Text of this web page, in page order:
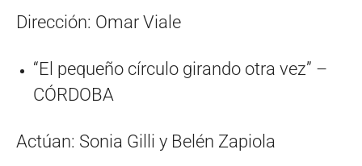
Dirección: Omar Viale
“El pequeño círculo girando otra vez” –
CÓRDOBA
Actúan: Sonia Gilli y Belén Zapiola